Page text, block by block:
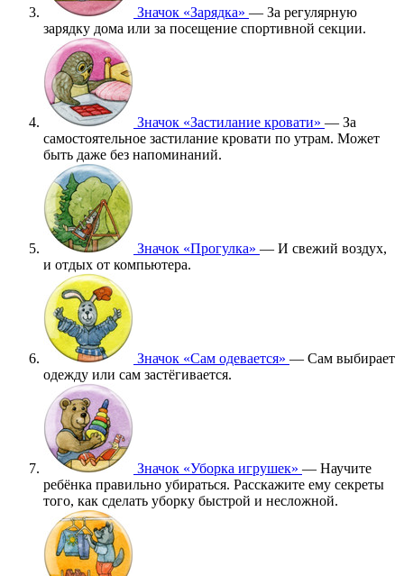
Значок «Зарядка» — За регулярную
зарядку дома или за посещение спортивной секции.
Значок «Застилание кровати» — За
самостоятельное застилание кровати по утрам. Может
быть даже без напоминаний.
Значок «Прогулка» — И свежий воздух,
и отдых от компьютера.
Значок «Сам одевается» — Сам выбирает
одежду или сам застёгивается.
Значок «Уборка игрушек» — Научите
ребёнка правильно убираться. Расскажите ему секреты
того, как сделать уборку быстрой и несложной.